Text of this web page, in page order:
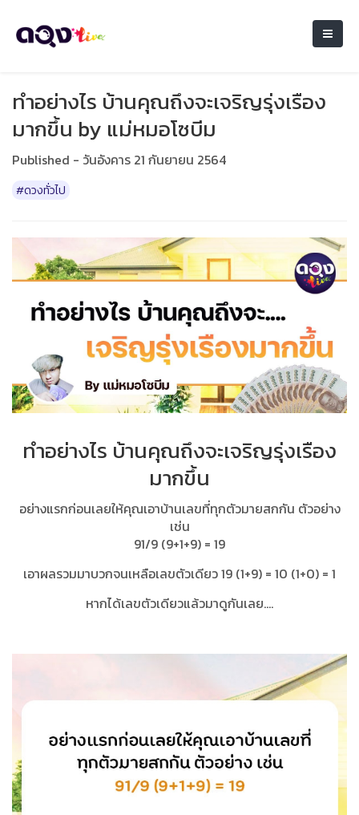
ทำอย่างไร บ้านคุณถึงจะเจริญรุ่งเรือง
มากขึ้น by แม่หมอโซบีม
Published - วันอังคาร 21 กันยายน 2564
#ดวงทั่วไป
ทำอย่างไร บ้านคุณถึงจะเจริญรุ่งเรือง
มากขึ้น
อย่างแรกก่อนเลยให้คุณเอาบ้านเลขที่ทุกตัวมายสกกัน ตัวอย่าง
เช่น
91/9 (9+1+9) = 19
เอาผลรวมมาบวกจนเหลือเลขตัวเดียว 19 (1+9) = 10 (1+0) = 1
หากได้เลขตัวเดียวแล้วมาดูกันเลย....